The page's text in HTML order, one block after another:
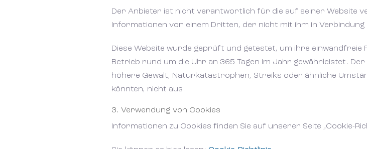
Der Anbieter ist nicht verantwortlich für die auf seiner Website
Informationen von einem Dritten, der nicht mit ihm in
Diese Website wurde geprüft und getestet, um ihre
Betrieb rund um die Uhr an 365 Tagen im Jahr gewährleistet.
höhere Gewalt, Naturkatastrophen, Streiks oder ähnliche
könnten, nicht aus.
3. Verwendung von Cookies
Informationen zu Cookies finden Sie auf unserer Seite „Cookie-